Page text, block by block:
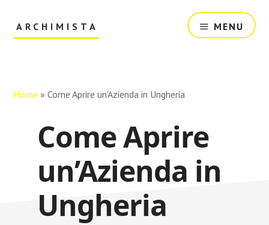
main
primaryARCHIMISTA
Online
MENU
Home »Come Aprire un’Azienda in Ungheria
Come Aprire
un’Azienda in
Ungheria